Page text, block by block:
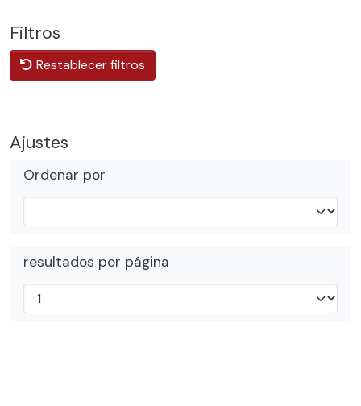
Filtros
Restablecer filtros
Ajustes
Ordenar por
resultados por página